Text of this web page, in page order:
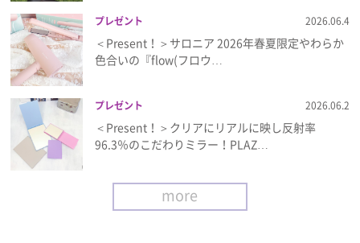
プレゼント 2026.06.4
＜Present！＞サロニア 2026年春夏限定やわらか
色合いの『flow(フロウ…
プレゼント 2026.06.2
＜Present！＞クリアにリアルに映し反射率
96.3％のこだわりミラー！PLAZ…
more